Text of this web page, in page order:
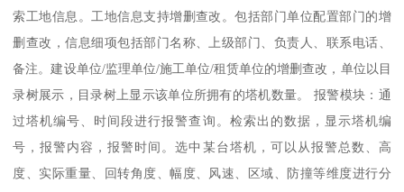
索工地信息。工地信息支持增删查改。包括部门单位配置部门的增
删查改，信息细项包括部门名称、上级部门、负责人、联系电话、
备注。建设单位/监理单位/施工单位/租赁单位的增删查改，单位以目
录树展示，目录树上显示该单位所拥有的塔机数量。 报警模块：通
过塔机编号、时间段进行报警查询。检索出的数据，显示塔机编
号，报警内容，报警时间。选中某台塔机，可以从报警总数、高
度、实际重量、回转角度、幅度、风速、区域、防撞等维度进行分